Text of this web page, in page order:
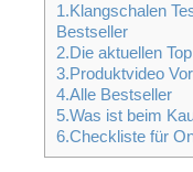
1.Klangschalen
Bestseller
2.Die aktuellen
3.Produktvideo
4.Alle Bestseller
5.Was ist beim
6.Checkliste für